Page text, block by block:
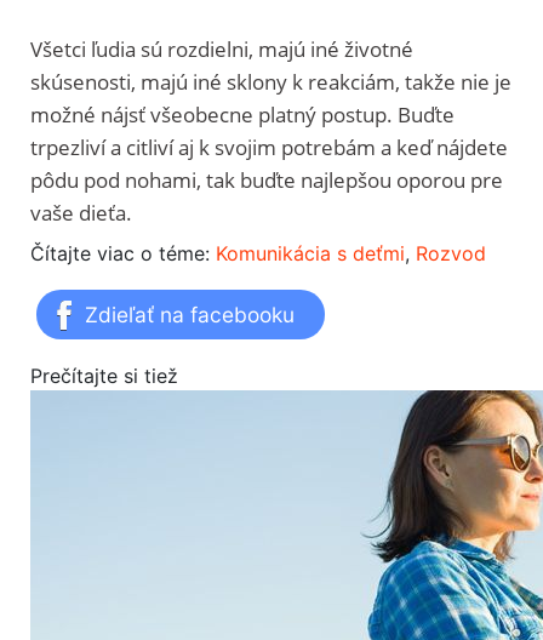
Všetci ľudia sú rozdielni, majú iné životné
skúsenosti, majú iné sklony k reakciám, takže nie je
možné nájsť všeobecne platný postup. Buďte
trpezliví a citliví aj k svojim potrebám a keď nájdete
pôdu pod nohami, tak buďte najlepšou oporou pre
vaše dieťa.
Čítajte viac o téme: Komunikácia s deťmi, Rozvod
Zdieľať na facebooku
Prečítajte si tiež